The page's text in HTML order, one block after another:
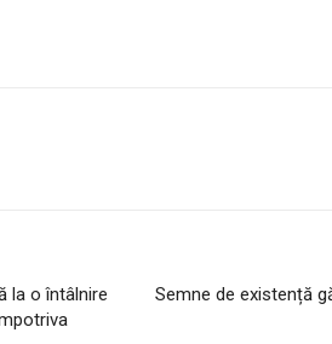
la o întâlnire
Semne de existență